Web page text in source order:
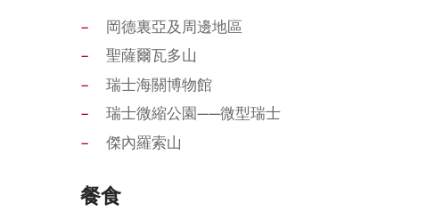
岡德裏亞及周邊地區
聖薩爾瓦多山
瑞士海關博物館
瑞士微縮公園——微型瑞士
傑內羅索山
餐食